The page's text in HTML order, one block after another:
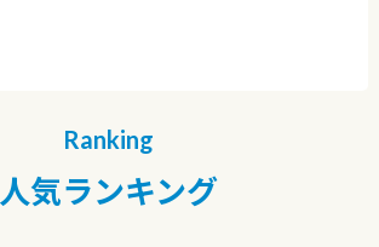
Ranking
人気ランキング